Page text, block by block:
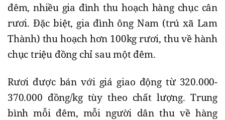
đêm, nhiều gia đình thu hoạch hàng chục cân
rươi. Đặc biệt, gia đình ông Nam (trú xã Lam
Thành) thu hoạch hơn 100kg rươi, thu về hành
chục triệu đồng chỉ sau một đêm.
Rươi được bán với giá giao động từ 320.000-
370.000 đồng/kg tùy theo chất lượng. Trung
bình mỗi đêm, mỗi người dân thu về hàng